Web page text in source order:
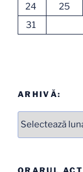
24
25
31
ARHIVĂ:
ORARUL